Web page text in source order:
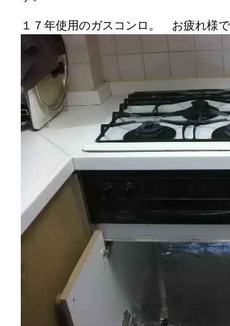
１７年使用のガスコンロ。 お疲れ様で